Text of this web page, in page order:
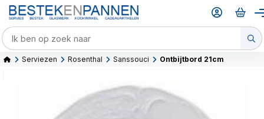
Serviezen Rosenthal Sanssouci Ontbijtbord 21cm